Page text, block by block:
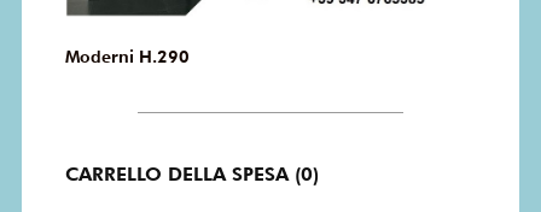
Moderni H.290
CARRELLO DELLA SPESA (0)